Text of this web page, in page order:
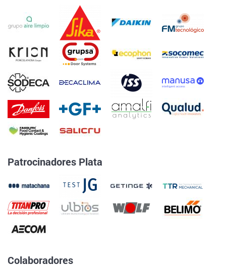
Patrocinadores Plata
Colaboradores